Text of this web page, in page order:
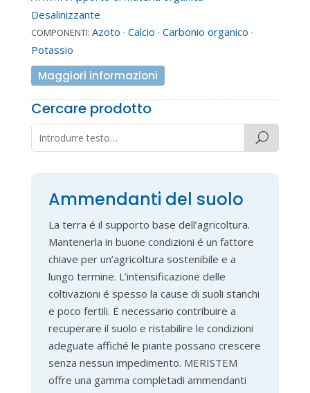
Desalinizzante
COMPONENTI: Azoto · Calcio · Carbonio organico ·
Potassio
Maggiori informazioni
Cercare prodotto
Ammendanti del suolo
La terra é il supporto base dell’agricoltura.
Mantenerla in buone condizioni é un fattore
chiave per un’agricoltura sostenibile e a
lungo termine. L’intensificazione delle
coltivazioni é spesso la cause di suoli stanchi
e poco fertili. Ë necessario contribuire a
recuperare il suolo e ristabilire le condizioni
adeguate affiché le piante possano crescere
senza nessun impedimento. MERISTEM
offre una gamma completadi ammendanti